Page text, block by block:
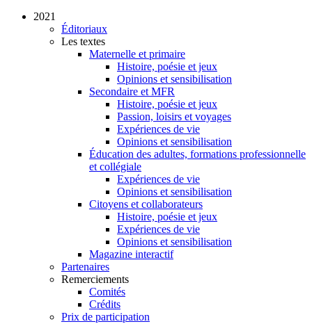
2021
Éditoriaux
Les textes
Maternelle et primaire
Histoire, poésie et jeux
Opinions et sensibilisation
Secondaire et MFR
Histoire, poésie et jeux
Passion, loisirs et voyages
Expériences de vie
Opinions et sensibilisation
Éducation des adultes, formations professionnelle
et collégiale
Expériences de vie
Opinions et sensibilisation
Citoyens et collaborateurs
Histoire, poésie et jeux
Expériences de vie
Opinions et sensibilisation
Magazine interactif
Partenaires
Remerciements
Comités
Crédits
Prix de participation